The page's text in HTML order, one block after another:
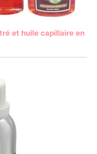
et huile capillaire en